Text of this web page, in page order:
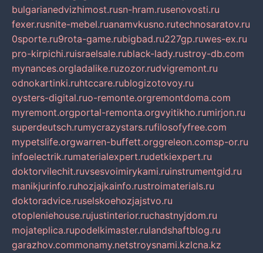
bulgarianedvizhimost.rusn-hram.rusenovosti.ru
fexer.rusnite-mebel.ruanamvkusno.rutechnosaratov.ru
0sporte.ru9rota-game.rubigbad.ru227gp.ruwes-ex.ru
pro-kirpichi.ruisraelsale.rublack-lady.rustroy-db.com
mynances.orgladalike.ruzozor.rudvigremont.ru
odnokartinki.ruhtccare.rublogizotovoy.ru
oysters-digital.ruo-remonte.orgremontdoma.com
myremont.orgportal-remonta.orgvyitikho.rumirjon.ru
superdeutsch.rumycrazystars.rufilosofyfree.com
mypetslife.orgwarren-buffett.orggreleon.comsp-or.ru
infoelectrik.rumaterialexpert.rudetkiexpert.ru
doktorvilechit.ruvsesvoimirykami.ruinstrumentgid.ru
manikjurinfo.ruhozjajkainfo.rustroimaterials.ru
doktoradvice.ruselskoehozjajstvo.ru
otopleniehouse.rujustinterior.ruchastnyjdom.ru
mojateplica.rupodelkimaster.rulandshaftblog.ru
garazhov.commonamy.netstroysnami.kzlcna.kz